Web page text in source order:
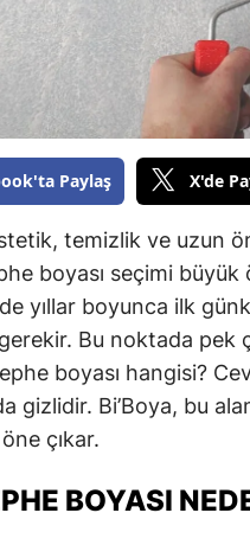
Paylaş X'de
temizlik ve uzun
boyası seçimi büyük
yıllar boyunca ilk
Bu noktada
boyası hangisi?
gizlidir. Bi’Boya, bu
çıkar.
BOYASI